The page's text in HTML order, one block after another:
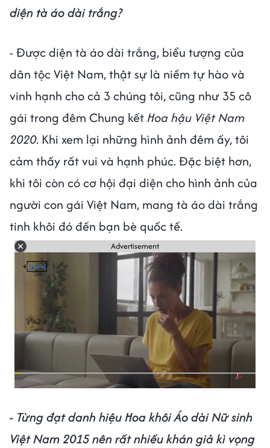
diện tà áo dài trắng?
- Được diện tà áo dài trắng, biểu tượng của
dân tộc Việt Nam, thật sự là niềm tự hào và
vinh hạnh cho cả 3 chúng tôi, cũng như 35 cô
gái trong đêm Chung kết Hoa hậu Việt Nam
2020. Khi xem lại những hình ảnh đêm ấy, tôi
cảm thấy rất vui và hạnh phúc. Đặc biệt hơn,
khi tôi còn có cơ hội đại diện cho hình ảnh của
người con gái Việt Nam, mang tà áo dài trắng
tinh khôi đó đến bạn bè quốc tế.
Advertisement
- Từng đạt danh hiệu Hoa khôi Áo dài Nữ sinh
Việt Nam 2015 nên rất nhiều khán giả kì vọng